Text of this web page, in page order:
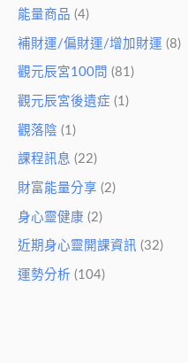
能量商品 (4)
補財運/偏財運/增加財運 (8)
觀元辰宮100問 (81)
觀元辰宮後遺症 (1)
觀落陰 (1)
課程訊息 (22)
財富能量分享 (2)
身心靈健康 (2)
近期身心靈開課資訊 (32)
運勢分析 (104)